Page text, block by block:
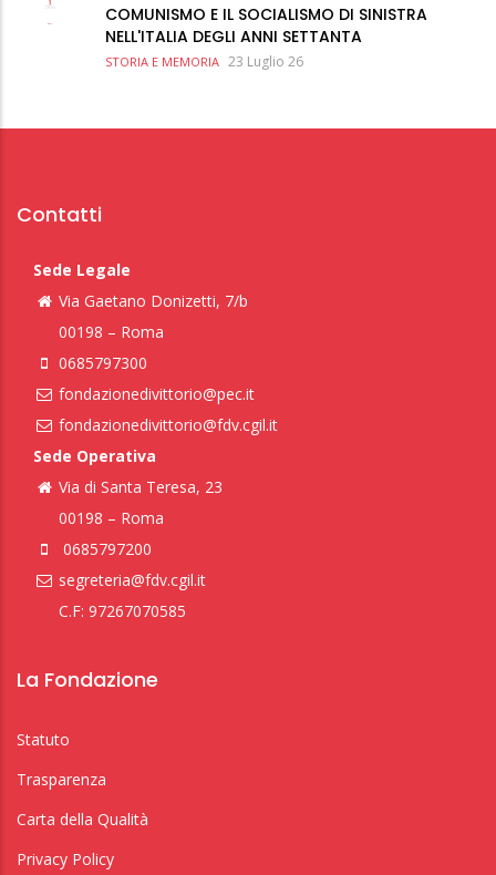
COMUNISMO E IL SOCIALISMO DI SINISTRA
NELL'ITALIA DEGLI ANNI SETTANTA
STORIA E MEMORIA 23 Luglio 26
Contatti
Sede Legale
Via Gaetano Donizetti, 7/b
00198 – Roma
0685797300
fondazionedivittorio@pec.it
fondazionedivittorio@fdv.cgil.it
Sede Operativa
Via di Santa Teresa, 23
00198 – Roma
0685797200
segreteria@fdv.cgil.it
C.F: 97267070585
La Fondazione
Statuto
Trasparenza
Carta della Qualità
Privacy Policy